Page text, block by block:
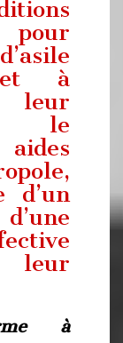
pour
et à
leur
le
d’un
à